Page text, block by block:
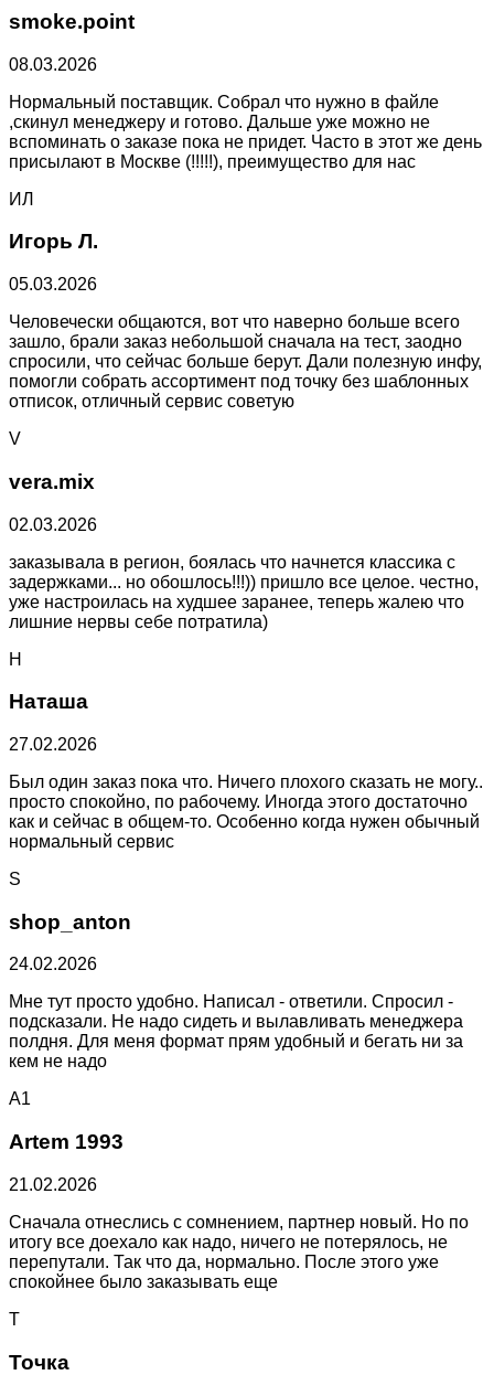
smoke.point
08.03.2026
Нормальный поставщик. Собрал что нужно в файле
,скинул менеджеру и готово. Дальше уже можно не
вспоминать о заказе пока не придет. Часто в этот же день
присылают в Москве (!!!!!), преимущество для нас
ИЛ
Игорь Л.
05.03.2026
Человечески общаются, вот что наверно больше всего
зашло, брали заказ небольшой сначала на тест, заодно
спросили, что сейчас больше берут. Дали полезную инфу,
помогли собрать ассортимент под точку без шаблонных
отписок, отличный сервис советую
V
vera.mix
02.03.2026
заказывала в регион, боялась что начнется классика с
задержками... но обошлось!!!)) пришло все целое. честно,
уже настроилась на худшее заранее, теперь жалею что
лишние нервы себе потратила)
Н
Наташа
27.02.2026
Был один заказ пока что. Ничего плохого сказать не могу..
просто спокойно, по рабочему. Иногда этого достаточно
как и сейчас в общем-то. Особенно когда нужен обычный
нормальный сервис
S
shop_anton
24.02.2026
Мне тут просто удобно. Написал - ответили. Спросил -
подсказали. Не надо сидеть и вылавливать менеджера
полдня. Для меня формат прям удобный и бегать ни за
кем не надо
A1
Artem 1993
21.02.2026
Сначала отнеслись с сомнением, партнер новый. Но по
итогу все доехало как надо, ничего не потерялось, не
перепутали. Так что да, нормально. После этого уже
спокойнее было заказывать еще
Т
Точка